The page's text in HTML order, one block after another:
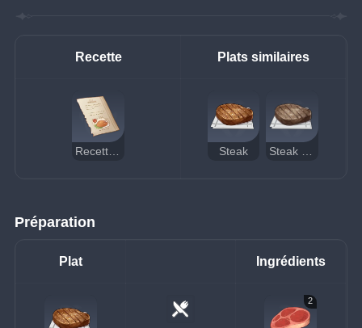
Recette Plats similaires
Recette : Steak Steak
Préparation
Plat Ingrédients
2